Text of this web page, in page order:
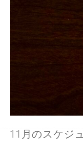
11月のスケジ